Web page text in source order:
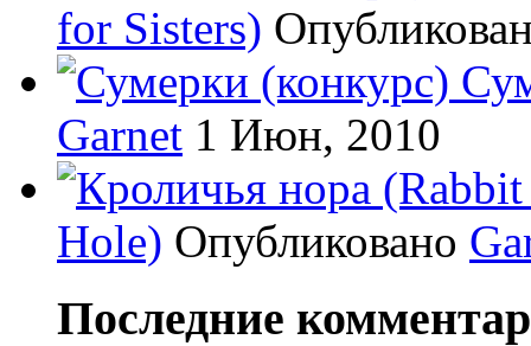
for Sisters)
Garnet 1 Июн, 2010
Hole) Опубликовано
Последние